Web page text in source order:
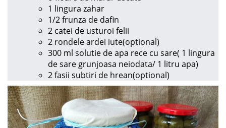
1 lingura zahar
1/2 frunza de dafin
2 catei de usturoi felii
2 rondele ardei iute(optional)
300 ml solutie de apa rece cu sare( 1 lingura
de sare grunjoasa neiodata/ 1 litru apa)
2 fasii subtiri de hrean(optional)